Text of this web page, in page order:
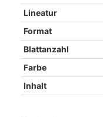
Lineatur
Format
Blattanzahl
Farbe
Inhalt